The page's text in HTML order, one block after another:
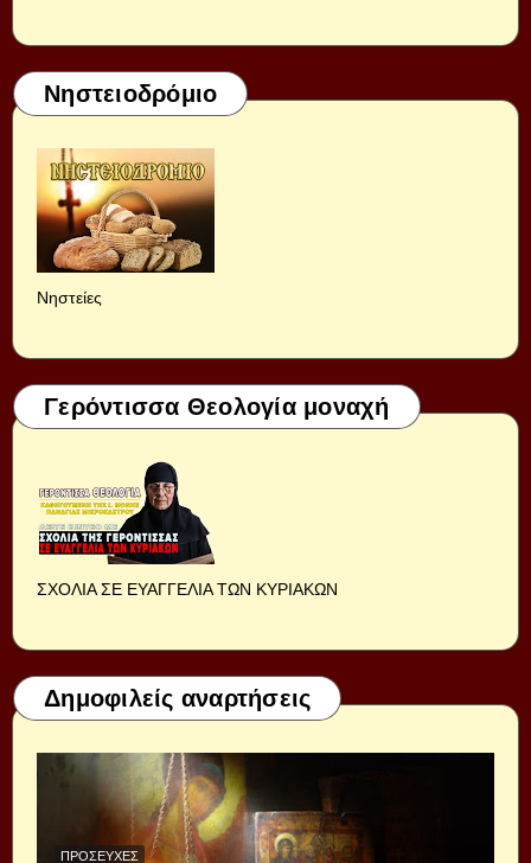
Νηστειοδρόμιο
Νηστείες
Γερόντισσα Θεολογία μοναχή
ΣΧΟΛΙΑ ΣΕ ΕΥΑΓΓΕΛΙΑ ΤΩΝ ΚΥΡΙΑΚΩΝ
Δημοφιλείς αναρτήσεις
ΠΡΟΣΕΥΧΈΣ